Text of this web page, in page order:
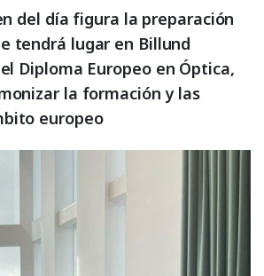
del día figura la preparación
tendrá lugar en Billund
Diploma Europeo en Óptica,
la formación y las
europeo